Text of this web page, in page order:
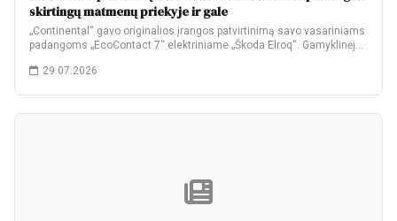
skirtingų matmenų priekyje ir gale
„Continental“ gavo originalios įrangos patvirtinimą savo vasariniams
padangoms „EcoContact 7“ elektriniame „Škoda Elroq“. Gamyklinėje
29.07.2026